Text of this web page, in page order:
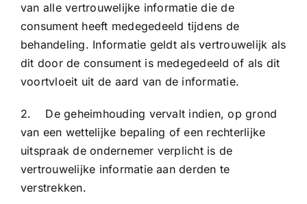
van alle vertrouwelijke informatie die de
consument heeft medegedeeld tijdens de
behandeling. Informatie geldt als vertrouwelijk als
dit door de consument is medegedeeld of als dit
voortvloeit uit de aard van de informatie.
2. De geheimhouding vervalt indien, op grond
van een wettelijke bepaling of een rechterlijke
uitspraak de ondernemer verplicht is de
vertrouwelijke informatie aan derden te
verstrekken.